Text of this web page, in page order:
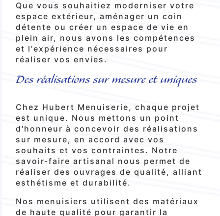
Que vous souhaitiez moderniser votre
espace extérieur, aménager un coin
détente ou créer un espace de vie en
plein air, nous avons les compétences
et l'expérience nécessaires pour
réaliser vos envies.
Des réalisations sur mesure et uniques
Chez Hubert Menuiserie, chaque projet
est unique. Nous mettons un point
d'honneur à concevoir des réalisations
sur mesure, en accord avec vos
souhaits et vos contraintes. Notre
savoir-faire artisanal nous permet de
réaliser des ouvrages de qualité, alliant
esthétisme et durabilité.
Nos menuisiers utilisent des matériaux
de haute qualité pour garantir la